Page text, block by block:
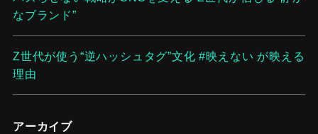
なブランド”
Z世代が使う“逆ハッシュタグ”文化 #映えない が映える
理由
アーカイブ